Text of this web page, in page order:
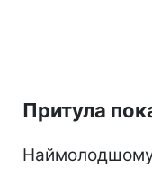
Притула